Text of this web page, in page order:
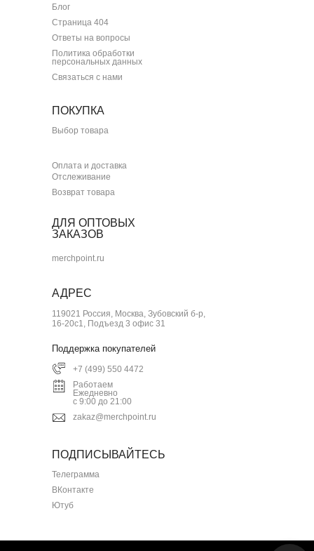
ПОКУПКА
АДРЕС
ПОДПИСЫВАЙТЕСЬ
Блог
Страница 404
Ответы на вопросы
Политика обработки
персональных данных
Связаться с нами
Выбор товара
Оплата и доставка
Отслеживание
119021 Россия, Москва, Зубовский б-р,
16-20с1, Подъезд 3 офис 31
Поддержка покупателей
+7 (499) 550 4472
Работаем
Ежедневно
с 9:00 до 21:00
zakaz@merchpoint.ru
Возврат товара
Телеграмма
ВКонтакте
ДЛЯ ОПТОВЫХ
ЗАКАЗОВ
merchpoint.ru
Ютуб